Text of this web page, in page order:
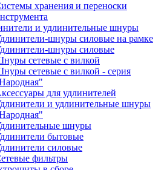
хранения и переноски
и удлинительные шнуры
шнуры силовые на рамке
шнуры силовые
сетевые с вилкой
сетевые с вилкой - серия
для удлинителей
и удлинительные шнуры
шнуры
бытовые
силовые
фильтры